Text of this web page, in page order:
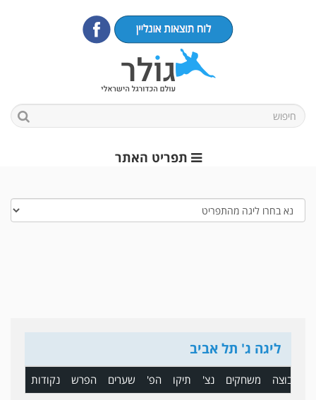
תפריט האתר
ליגה ג' תל אביב
קבוצה משחקים נצ' תיקו הפ' שערים הפרש נקודות